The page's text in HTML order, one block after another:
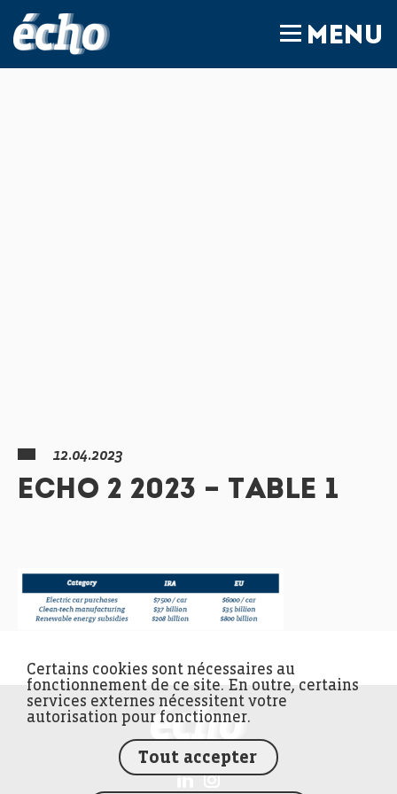
MENU
12.04.2023
ECHO 2 2023 – TABLE 1
FEDIL écho
Certains cookies sont nécessaires au
fonctionnement de ce site. En outre, certains
services externes nécessitent votre
autorisation pour fonctionner.
Tout accepter